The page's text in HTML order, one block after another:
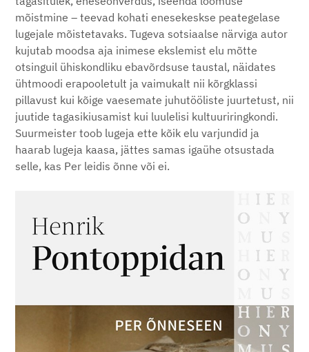
mõistmine – teevad kohati enesekeskse peategelase
lugejale mõistetavaks. Tugeva sotsiaalse närviga autor
kujutab moodsa aja inimese ekslemist elu mõtte
otsinguil ühiskondliku ebavõrdsuse taustal, näidates
ühtmoodi erapooletult ja vaimukalt nii kõrgklassi
pillavust kui kõige vaesemate juhutööliste juurtetust, nii
juutide tagasikiusamist kui luulelisi kultuuriringkondi.
Suurmeister toob lugeja ette kõik elu varjundid ja
haarab lugeja kaasa, jättes samas igaühe otsustada
selle, kas Per leidis õnne või ei.